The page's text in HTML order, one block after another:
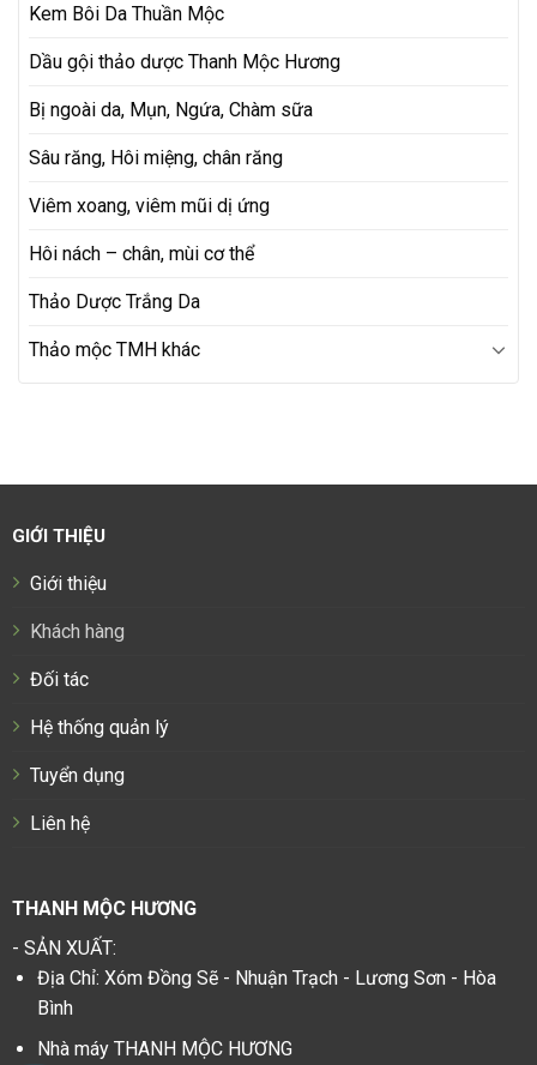
Kem Bôi Da Thuần Mộc
Dầu gội thảo dược Thanh Mộc Hương
Bị ngoài da, Mụn, Ngứa, Chàm sữa
Sâu răng, Hôi miệng, chân răng
Viêm xoang, viêm mũi dị ứng
Hôi nách – chân, mùi cơ thể
Thảo Dược Trắng Da
Thảo mộc TMH khác
GIỚI THIỆU
Giới thiệu
Khách hàng
Đối tác
Hệ thống quản lý
Tuyển dụng
Liên hệ
THANH MỘC HƯƠNG
- SẢN XUẤT:
Địa Chỉ: Xóm Đồng Sẽ - Nhuận Trạch - Lương Sơn - Hòa
Bình
Nhà máy THANH MỘC HƯƠNG